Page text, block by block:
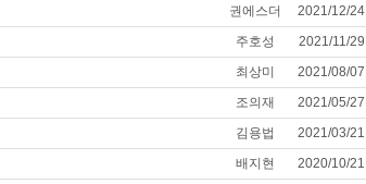
권에스더 2021/12/24
주호성 2021/11/29
최상미 2021/08/07
조의재 2021/05/27
김용법 2021/03/21
배지현 2020/10/21